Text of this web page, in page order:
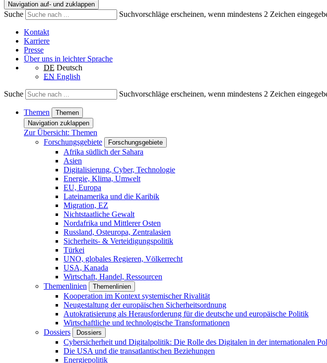
Navigation auf- und zuklappen
Suche Suchvorschläge erscheinen, wenn mindestens 2 Zeichen
Kontakt
Karriere
Presse
Über uns in leichter Sprache
DE Deutsch
EN English
Suche Suchvorschläge erscheinen, wenn mindestens 2 Zeichen
Themen
Themen
Navigation zuklappen
Zur Übersicht: Themen
Forschungsgebiete
Forschungsgebiete
Afrika südlich der Sahara
Asien
Digitalisierung, Cyber, Technologie
Energie, Klima, Umwelt
EU, Europa
Lateinamerika und die Karibik
Migration, EZ
Nichtstaatliche Gewalt
Nordafrika und Mittlerer Osten
Russland, Osteuropa, Zentralasien
Sicherheits- & Verteidigungspolitik
Türkei
UNO, globales Regieren, Völkerrecht
USA, Kanada
Wirtschaft, Handel, Ressourcen
Themenlinien
Themenlinien
Kooperation im Kontext systemischer Rivalität
Neugestaltung der europäischen Sicherheitsordnung
Autokratisierung als Herausforderung für die deutsche und europäische Politik
Wirtschaftliche und technologische Transformationen
Dossiers
Dossiers
Cybersicherheit und Digitalpolitik: Die Rolle des Digitalen in der internationalen
Die USA und die transatlantischen Beziehungen
Energiepolitik